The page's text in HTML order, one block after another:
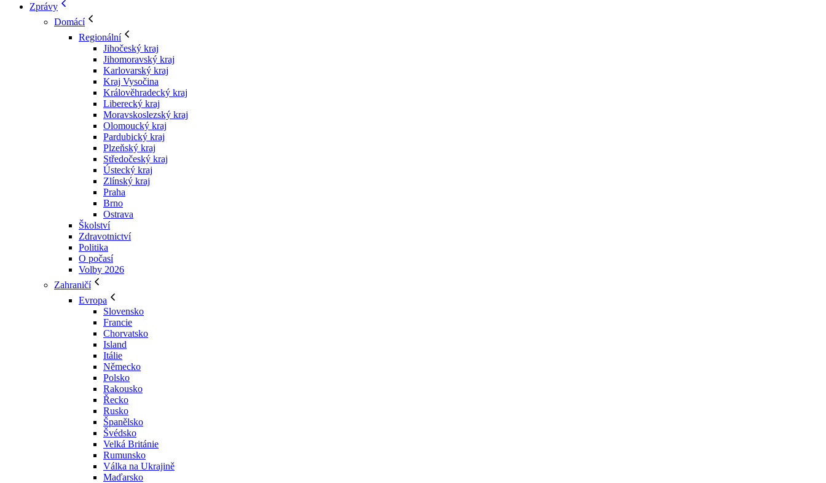
Zprávy
Domácí
Regionální
Jihočeský kraj
Jihomoravský kraj
Karlovarský kraj
Kraj Vysočina
Králověhradecký kraj
Liberecký kraj
Moravskoslezský kraj
Olomoucký kraj
Pardubický kraj
Plzeňský kraj
Středočeský kraj
Ústecký kraj
Zlínský kraj
Praha
Brno
Ostrava
Školství
Zdravotnictví
Politika
O počasí
Volby 2026
Zahraničí
Evropa
Slovensko
Francie
Chorvatsko
Island
Itálie
Německo
Polsko
Rakousko
Řecko
Rusko
Španělsko
Švédsko
Velká Británie
Rumunsko
Válka na Ukrajině
Maďarsko